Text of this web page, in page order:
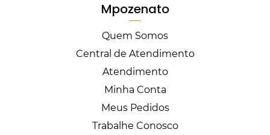
Mpozenato
Quem Somos
Central de Atendimento
Atendimento
Minha Conta
Meus Pedidos
Trabalhe Conosco